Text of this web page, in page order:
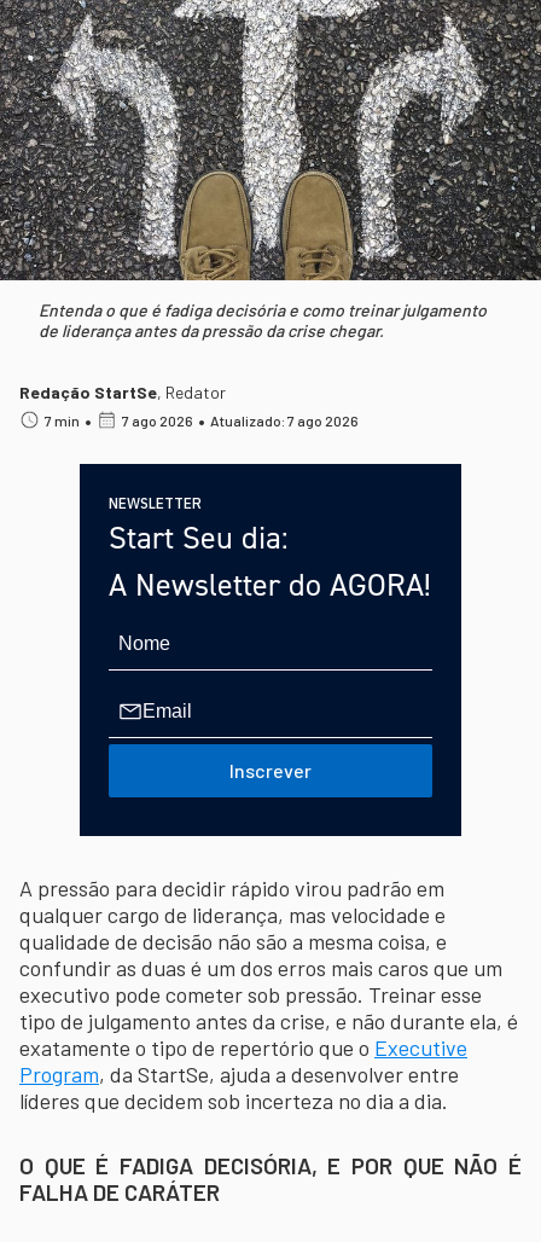
Entenda o que é fadiga decisória e como treinar julgamento
de liderança antes da pressão da crise chegar.
Redação StartSe, Redator
7 min • 7 ago 2026 • Atualizado: 7 ago 2026
NEWSLETTER
Start Seu dia:
A Newsletter do AGORA!
Inscrever
A pressão para decidir rápido virou padrão em
qualquer cargo de liderança, mas velocidade e
qualidade de decisão não são a mesma coisa, e
confundir as duas é um dos erros mais caros que um
executivo pode cometer sob pressão. Treinar esse
tipo de julgamento antes da crise, e não durante ela, é
exatamente o tipo de repertório que o Executive
Program, da StartSe, ajuda a desenvolver entre
líderes que decidem sob incerteza no dia a dia.
O QUE É FADIGA DECISÓRIA, E POR QUE NÃO É
FALHA DE CARÁTER